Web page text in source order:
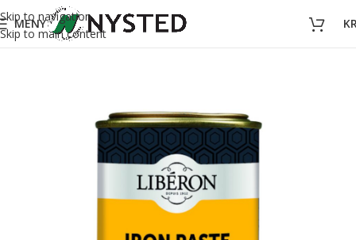
Skip to navigation
Skip to main content
MENY